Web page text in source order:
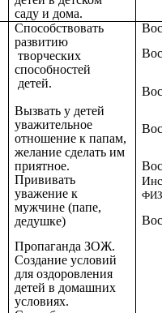
саду и дома.
Способствовать
развитию
творческих
способностей
детей.
Вызвать у детей
уважительное
отношение к папам,
желание сделать им
приятное.
Прививать
уважение к
мужчине (папе,
дедушке)
Пропаганда ЗОЖ.
Создание условий
для оздоровления
детей в домашних
условиях.